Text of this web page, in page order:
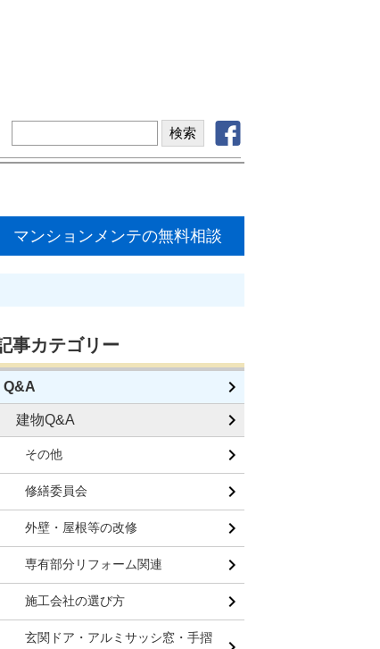
マンションメンテの無料相談
事カテゴリー
Q&A
建物Q&A
その他
修繕委員会
外壁・屋根等の改修
専有部分リフォーム関連
施工会社の選び方
玄関ドア・アルミサッシ窓・手摺